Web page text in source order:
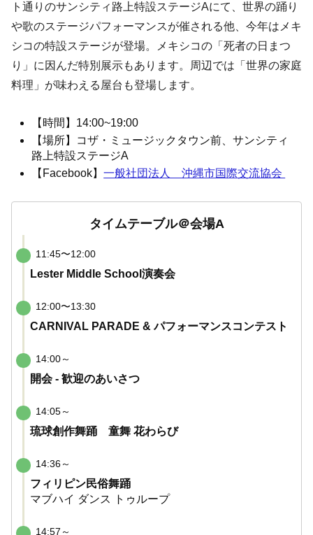
ト通りのサンシティ路上特設ステージAにて、世界の踊り
や歌のステージパフォーマンスが催される他、今年はメキ
シコの特設ステージが登場。メキシコの「死者の日まつ
り」に因んだ特別展示もあります。周辺では「世界の家庭
料理」が味わえる屋台も登場します。
【時間】14:00~19:00
【場所】コザ・ミュージックタウン前、サンシティ
路上特設ステージA
【Facebook】一般社団法人 沖縄市国際交流協会
タイムテーブル＠会場A
11:45〜12:00
Lester Middle School演奏会
12:00〜13:30
CARNIVAL PARADE & パフォーマンスコンテスト
14:00～
開会 - 歓迎のあいさつ
14:05～
琉球創作舞踊 童舞 花わらび
14:36～
フィリピン民俗舞踊
マブハイ ダンス トゥループ
14:57～